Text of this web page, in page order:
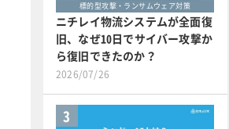
標的型攻撃・ランサムウェア対策
ニチレイ物流システムが全面復
旧、なぜ10日でサイバー攻撃か
ら復旧できたのか？
2026/07/26
3